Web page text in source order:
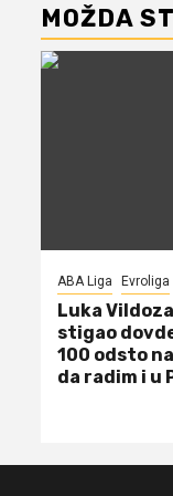
MOŽDA
ABA Liga Evroliga
Luka
stigao
100 odsto
da radim i u